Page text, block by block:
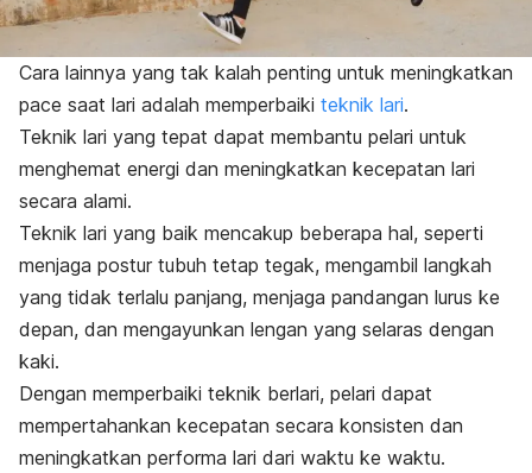
Cara lainnya yang tak kalah penting untuk meningkatkan
pace saat lari adalah memperbaiki teknik lari.
Teknik lari yang tepat dapat membantu pelari untuk
menghemat energi dan meningkatkan kecepatan lari
secara alami.
Teknik lari yang baik mencakup beberapa hal, seperti
menjaga postur tubuh tetap tegak, mengambil langkah
yang tidak terlalu panjang, menjaga pandangan lurus ke
depan, dan mengayunkan lengan yang selaras dengan
kaki.
Dengan memperbaiki teknik berlari, pelari dapat
mempertahankan kecepatan secara konsisten dan
meningkatkan performa lari dari waktu ke waktu.